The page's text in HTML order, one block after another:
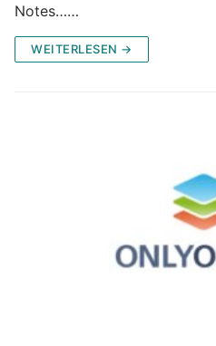
Notes……
WEITERLESEN →